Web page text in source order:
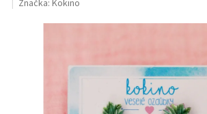
je
5
hvězdiček.
Značka: Kokino